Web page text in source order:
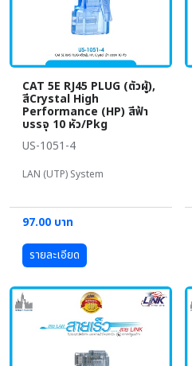
CAT 5E RJ45 PLUG (ตัวผู้),
สีCrystal High
Performance (HP) สีฟ้า
บรรจุ 10 หัว/Pkg
US-1051-4
LAN (UTP) System
97.00 บาท
รายละเอียด